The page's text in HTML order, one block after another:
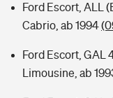
Ford Escort, ALL
Cabrio, ab 1994
Ford Escort, GAL
Limousine, ab